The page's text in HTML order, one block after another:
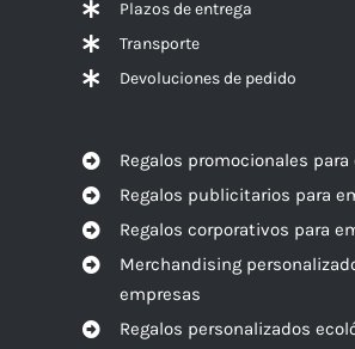
Plazos de entrega
Transporte
Devoluciones de pedido
Regalos promocionales
Regalos publicitarios para
Regalos corporativos para
Merchandising
empresas
Regalos personalizados